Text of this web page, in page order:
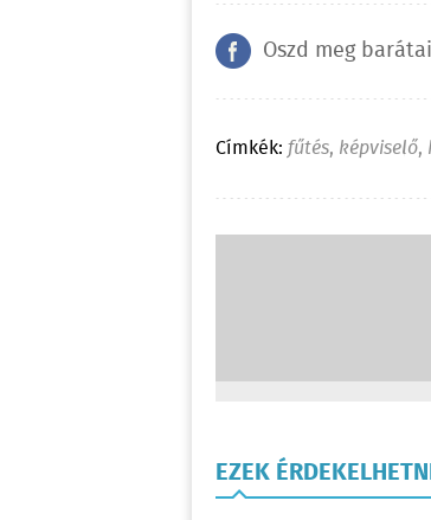
Oszd meg
Címkék: fűtés, képviselő,
EZEK